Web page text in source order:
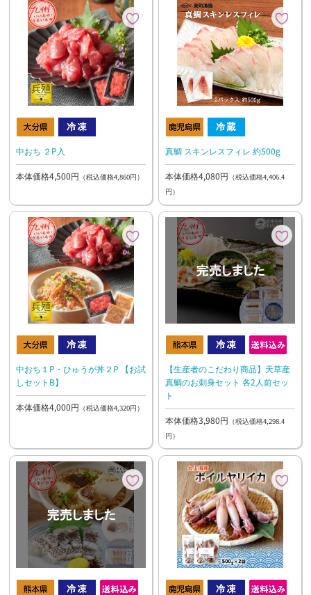
中おち ２P入
本体価格4,500円 （税込価格4,860円）
真鯛 スキンレスフィレ 約500g
本体価格4,080円 （税込価格4,406.4
円）
中おち１P・ひゅうが丼２P 【お試
しセットB】
本体価格4,000円 （税込価格4,320円）
【生産者のこだわり商品】天草産
真鯛のお刺身セット 各2人前セッ
ト
本体価格3,980円 （税込価格4,298.4
円）